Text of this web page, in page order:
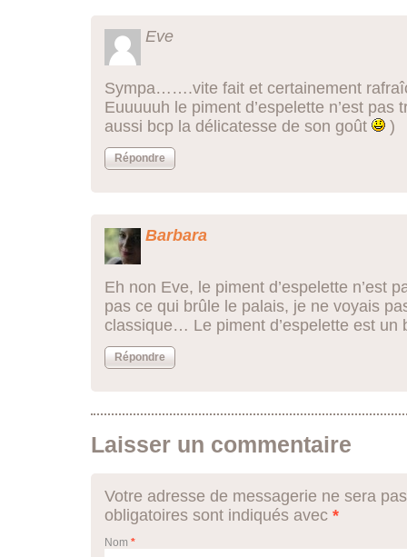
Eve
Sympa…….vite fait et certainement
Euuuuuh le piment d’espelette n’est pas
aussi bcp la délicatesse de son goût
)
Répondre
Barbara
Eh non Eve, le piment d’espelette n’est
pas ce qui brûle le palais, je ne voyais
classique… Le piment d’espelette est
Répondre
Laisser un commentaire
Votre adresse de messagerie ne sera
obligatoires sont indiqués avec *
Nom *